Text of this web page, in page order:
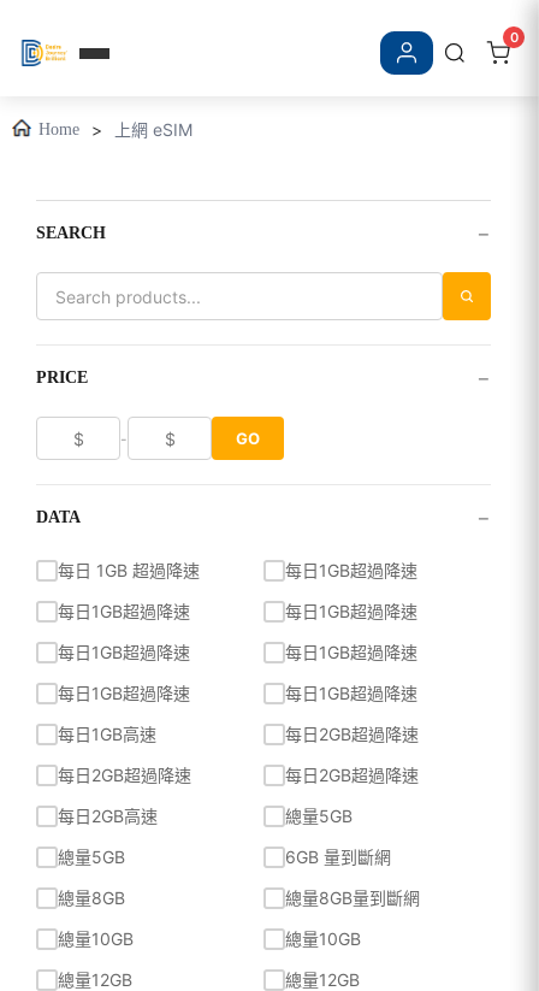
登入/註冊
0
Home > 上網 eSIM
SEARCH −
PRICE −
- GO
DATA −
每日 1GB 超過降速
每日1GB超過降速
每日1GB超過降速
每日1GB超過降速
每日1GB超過降速
每日1GB超過降速
每日1GB超過降速
每日1GB超過降速
每日1GB高速
每日2GB超過降速
每日2GB超過降速
每日2GB超過降速
每日2GB高速
總量5GB
總量5GB
6GB 量到斷網
總量8GB
總量8GB量到斷網
總量10GB
總量10GB
總量12GB
總量12GB